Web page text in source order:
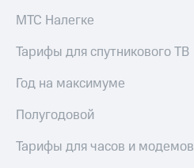
МТС Налегке
Тарифы для спутникового ТВ
Год на максимуме
Полугодовой
Тарифы для часов и модемов